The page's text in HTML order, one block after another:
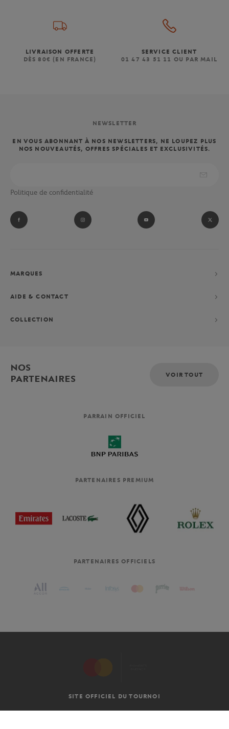
LIVRAISON OFFERTE
DÈS 80€ (EN FRANCE)
SERVICE CLIENT
01 47 43 51 11 OU PAR MAIL
NEWSLETTER
EN VOUS ABONNANT À NOS NEWSLETTERS, NE LOUPEZ PLUS
NOS NOUVEAUTÉS, OFFRES SPÉCIALES ET EXCLUSIVITÉS.
Politique de confidentialité
MARQUES
AIDE & CONTACT
COLLECTION
NOS
PARTENAIRES
VOIR TOUT
PARRAIN OFFICIEL
PARTENAIRES PREMIUM
PARTENAIRES OFFICIELS
SITE OFFICIEL DU TOURNOI